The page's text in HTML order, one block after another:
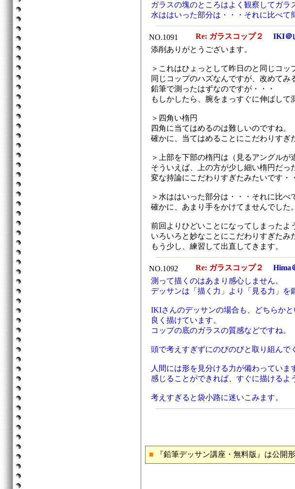
ガラスの塊のところはよく観察してガラ
水ははいった部分は・・・それに比べて
NO.1091 Re: ガラスコップ２ IKI＠
添削ありがとうございます。
＞これはひょっとして昨日のと同じコッ
同じコップのハズなんですが、改めてみ
鉛筆で測ったはずなのですが・・・
もしかしたら、腕をまっすぐに伸ばして
＞四角い楕円
四角に当てはめるのは難しいのですね。
確かに、当てはめることにこだわりすぎ
＞上部を下部の楕円は（見るアングル
そういえば、上の方が少し細い楕円だっ
変な持論にこだわりすぎたみたいです・
＞水ははいった部分は・・・それに比べ
確かに、あまり手をかけてませんでした
前回よりひどいことになってしまったよ
いろいろと妙なことにこだわりすぎたみ
もう少し、練習して出直してきます。
NO.1092 Re: ガラスコップ２ Hima
測って描くのはあまり感心しません。
デッサンは「描く力」より「見る力」を
IKIさんのデッサンの場合も、どちらか
良く描けています。
コップの底のガラスの質感などですね。
頭で考えすぎずにのびのびと取り組んで
人間には形を見分ける力が備わってい
感じることができれば、すぐに描けるよ
考えすぎると袋小路に迷いこみます。
■ 『鉛筆デッサン講座・無料版』は公開